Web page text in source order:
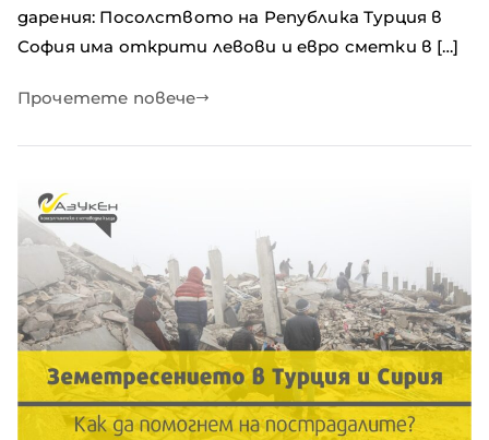
дарения: Посолството на Република Турция в
София има открити левови и евро сметки в […]
Прочетете повече